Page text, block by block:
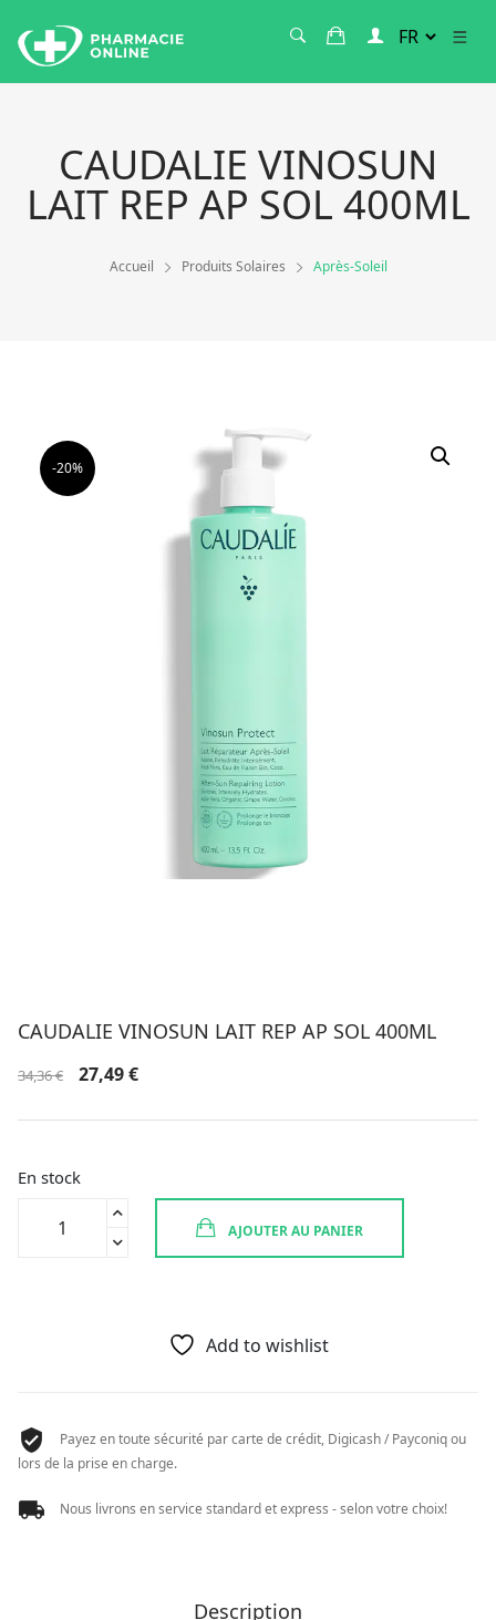
CAUDALIE VINOSUN
LAIT REP AP SOL 400ML
Accueil Produits Solaires Après-Soleil
-20%
CAUDALIE VINOSUN LAIT REP AP SOL 400ML
34,36€
Le
initial
27,49€Le
actuel
En stock
400ML
AJOUTER AU PANIER
Add to wishlist
Payez en toute sécurité par carte de crédit, Digicash / Payconiq ou
lors de la prise en charge.
Nous livrons en service standard et express - selon votre choix!
Description